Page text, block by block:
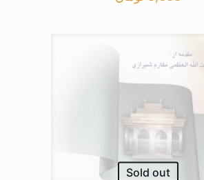
Sold out